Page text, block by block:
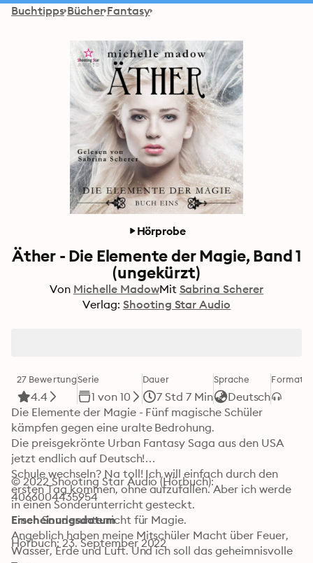
Buchtipps Bücher Fantasy
Hörprobe
Äther - Die Elemente der Magie, Band 1
(ungekürzt)
Von Michelle MadowMit Sabrina Scherer
Verlag: Shooting Star Audio
27 Bewertung
4.4
Serie
1 von 10
Dauer
7 Std 7 Min
Sprache
Deutsch
Format
Die Elemente der Magie - Fünf magische Schüler
kämpfen gegen eine uralte Bedrohung.
Die preisgekrönte Urban Fantasy Saga aus den USA
jetzt endlich auf Deutsch!
Schule wechseln? Na toll! Ich will einfach durch den
ersten Tag kommen, ohne aufzufallen. Aber ich werde
in einen Sonderunterricht gesteckt.
Einen Sonderunterricht für Magie.
Angeblich haben meine Mitschüler Macht über Feuer,
Wasser, Erde und Luft. Und ich soll das geheimnisvolle
© 2022 Shooting Star Audio (Hörbuch):
4066004435954
Erscheinungsdatum
Hörbuch: 23. September 2022